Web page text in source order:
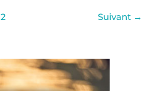
2 Suivant →